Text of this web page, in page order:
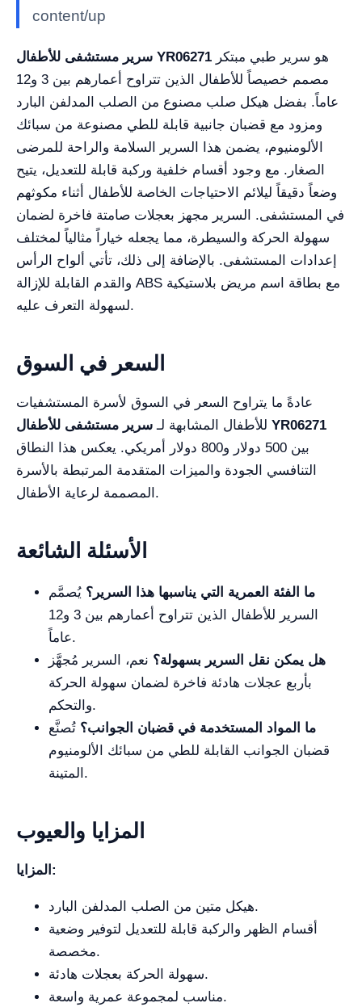
content/up
سرير مستشفى للأطفال YR06271
مصمم خصيصاً للأطفال الذين تتراوح أعمارهم بين 3 و12
عاماً. بفضل هيكل صلب مصنوع من الصلب المدلفن البارد
ومزود مع قضبان جانبية قابلة للطي مصنوعة من سبائك
الألومنيوم، يضمن هذا السرير السلامة والراحة للمرضى
الصغار. مع وجود أقسام خلفية وركبة قابلة للتعديل، يتيح
وضعاً دقيقاً ليلائم الاحتياجات الخاصة للأطفال أثناء مكوثهم
في المستشفى. السرير مجهز بعجلات صامتة فاخرة لضمان
سهولة الحركة والسيطرة، مما يجعله خياراً مثالياً لمختلف
إعدادات المستشفى. بالإضافة إلى ذلك، تأتي ألواح الرأس
والقدم القابلة للإزالة ABS مع بطاقة اسم مريض بلاستيكية
لسهولة التعرف عليه.
السعر في السوق
عادةً ما يتراوح السعر في السوق لأسرة المستشفيات
للأطفال المشابهة لـ سرير مستشفى للأطفال YR06271
بين 500 دولار و800 دولار أمريكي. يعكس هذا النطاق
التنافسي الجودة والميزات المتقدمة المرتبطة بالأسرة
المصممة لرعاية الأطفال.
الأسئلة الشائعة
ما الفئة العمرية التي يناسبها هذا السرير؟ يُصمَّم
السرير للأطفال الذين تتراوح أعمارهم بين 3 و12
عاماً.
هل يمكن نقل السرير بسهولة؟ نعم، السرير مُجهَّز
بأربع عجلات هادئة فاخرة لضمان سهولة الحركة
والتحكم.
ما المواد المستخدمة في قضبان الجوانب؟ تُصنَّع
قضبان الجوانب القابلة للطي من سبائك الألومنيوم
المتينة.
المزايا والعيوب
المزايا:
هيكل متين من الصلب المدلفن البارد.
أقسام الظهر والركبة قابلة للتعديل لتوفير وضعية
مخصصة.
سهولة الحركة بعجلات هادئة.
مناسب لمجموعة عمرية واسعة.